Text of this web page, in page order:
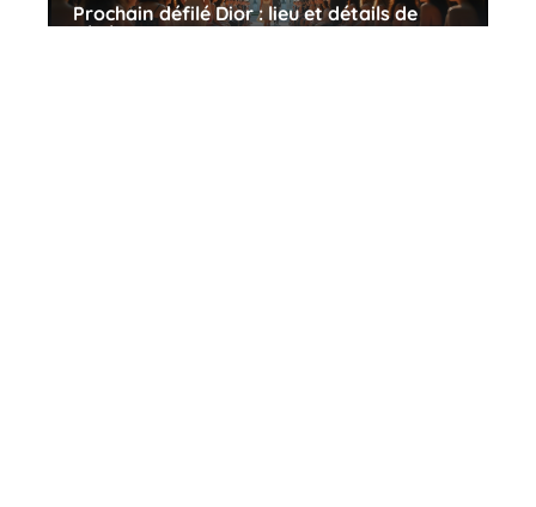
Prochain défilé Dior : lieu et détails de
l’événement à venir